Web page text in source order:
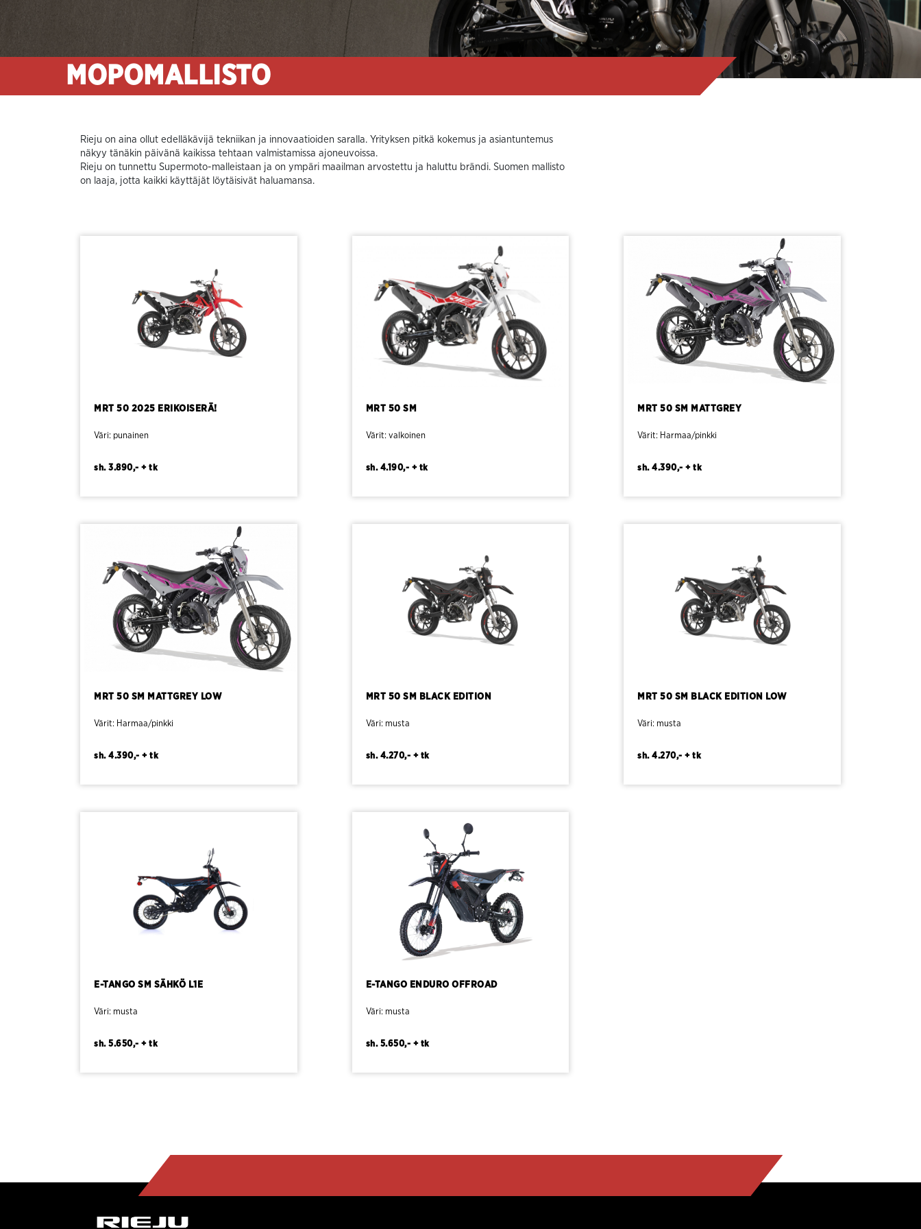
MOPOMALLISTO
Rieju on aina ollut edelläkävijä tekniikan ja innovaatioiden saralla. Yrityksen pitkä kokemus ja asiantuntemus
näkyy tänäkin päivänä kaikissa tehtaan valmistamissa ajoneuvoissa.
Rieju on tunnettu Supermoto-malleistaan ja on ympäri maailman arvostettu ja haluttu brändi. Suomen mallisto
on laaja, jotta kaikki käyttäjät löytäisivät haluamansa.
MRT 50 2025 ERIKOISERÄ!
Väri: punainen
sh. 3.890,- + tk
MRT 50 SM
Värit: valkoinen
sh. 4.190,- + tk
MRT 50 SM MATTGREY
Värit: Harmaa/pinkki
sh. 4.390,- + tk
MRT 50 SM MATTGREY LOW
Värit: Harmaa/pinkki
sh. 4.390,- + tk
MRT 50 SM BLACK EDITION
Väri: musta
sh. 4.270,- + tk
MRT 50 SM BLACK EDITION LOW
Väri: musta
sh. 4.270,- + tk
E-TANGO SM SÄHKÖ L1E
Väri: musta
sh. 5.650,- + tk
E-TANGO ENDURO OFFROAD
Väri: musta
sh. 5.650,- + tk